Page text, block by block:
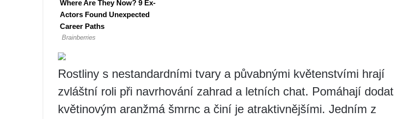
Rostliny s nestandardními tvary a půvabnými květenstvími hrají
zvláštní roli při navrhování zahrad a letních chat. Pomáhají dodat
květinovým aranžmá šmrnc a činí je atraktivnějšími. Jedním z